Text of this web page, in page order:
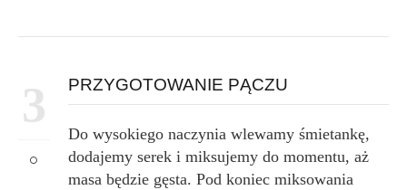
3 PRZYGOTOWANIE PĄCZU
Do wysokiego naczynia wlewamy śmietankę,
dodajemy serek i miksujemy do momentu, aż
masa będzie gęsta. Pod koniec miksowania